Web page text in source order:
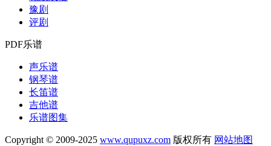
豫剧
评剧
PDF乐谱
声乐谱
钢琴谱
长笛谱
吉他谱
乐谱图集
Copyright © 2009-2025 www.qupuxz.com 版权所有 网站地图